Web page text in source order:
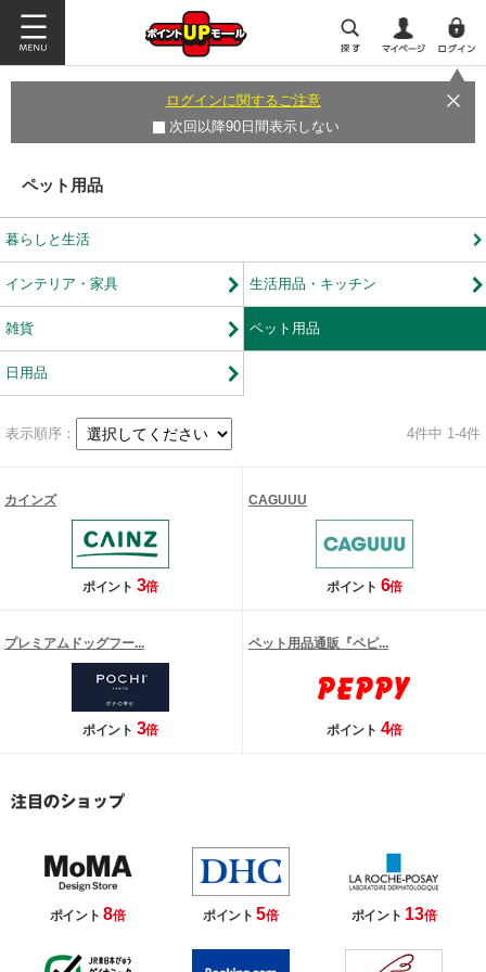
ログインに関するご注意
次回以降90日間表示しない
ペット用品
暮らしと生活
インテリア・家具 生活用品・キッチン
雑貨 ペット用品
日用品
表示順序： 4件中 1-4件
カインズ
ポイント 3倍
CAGUUU
ポイント 6倍
プレミアムドッグフー...
ポイント 3倍
ペット用品通販『ペピ...
ポイント 4倍
ポイント8倍 ポイント5倍 ポイント 13倍